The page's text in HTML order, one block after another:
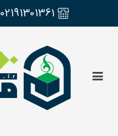
02191301361